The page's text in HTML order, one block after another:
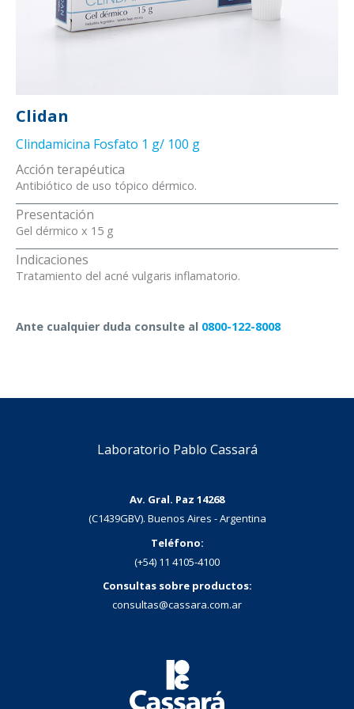
Clidan
Clindamicina Fosfato 1 g/ 100 g
Acción terapéutica
Antibiótico de uso tópico dérmico.
Presentación
Gel dérmico x 15 g
Indicaciones
Tratamiento del acné vulgaris inflamatorio.
Ante cualquier duda consulte al 0800-122-8008
Laboratorio Pablo Cassará
Av. Gral. Paz 14268
(C1439GBV). Buenos Aires - Argentina
Teléfono:
(+54) 11 4105-4100
Consultas sobre productos:
consultas@cassara.com.ar